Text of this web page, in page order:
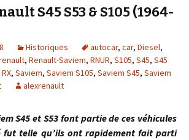
S45 S53 & S105 (1964-
Historiques autocar, car, Diesel,
, Renault-Saviem, RNUR, S105, S45, S45
, Saviem, Saviem S105, Saviem S45, Saviem
alexrenault
et S53 font partie de ces véhicules
telle qu’ils ont rapidement fait parti